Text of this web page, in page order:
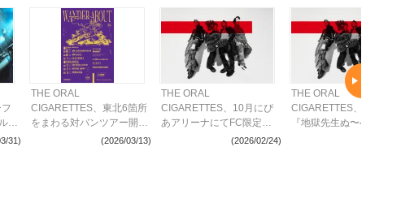
レ
こ
31)
THE ORAL
CIGARETTES、東北6箇所
をまわる対バンツアー開催
決定 Enfants、(2026/03/13)
THE ORAL
CIGARETTES、10月にぴ
あアリーナにてFC限定ラ
(2026/02/24)
THE ORAL
CIGARETTES、TVアニメ
『地獄先生ぬ〜べ〜』OP